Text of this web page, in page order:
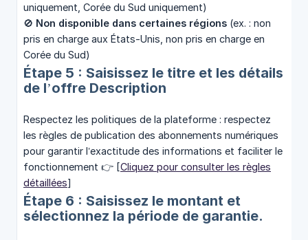
uniquement, Corée du Sud uniquement)
🚫 Non disponible dans certaines régions (ex. : non
pris en charge aux États-Unis, non pris en charge en
Corée du Sud)
Étape 5 : Saisissez le titre et les détails
de l’offre Description
Respectez les politiques de la plateforme : respectez
les règles de publication des abonnements numériques
pour garantir l’exactitude des informations et faciliter le
fonctionnement 👉 [Cliquez pour consulter les règles
détaillées]
Étape 6 : Saisissez le montant et
sélectionnez la période de garantie.